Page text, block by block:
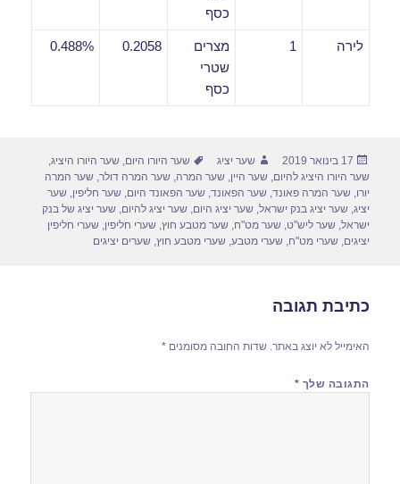
כסף
לירה 1
מצרים
שטרי
כסף
0.2058
0.488%
פורסם
בתאריך
17 בינואר 2019 מחבר
שער יציג תגיות
שער היורו היום,שער היורו היציג,
שער היורו היציג להיום,שער היין,שער המרה,שער המרה דולר,שער המרה
יורו,שער המרה פאונד,שער הפאונד,שער הפאונד היום,שער חליפין,שער
יציג,שער יציג בנק ישראל,שער יציג היום,שער יציג להיום,שער יציג של בנק
ישראל,שער ליש"ט,שער מט"ח,שער מטבע חוץ,שערי חליפין,שערי חליפין
יציגים,שערי מט"ח,שערי מטבע,שערי מטבע חוץ,שערים יציגים
כתיבת תגובה
האימייל לא יוצג באתר. שדות החובה מסומנים*
התגובה שלך *